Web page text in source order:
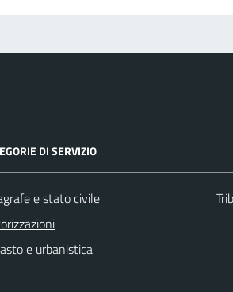
DI SERVIZIO
e stato civile
e urbanistica